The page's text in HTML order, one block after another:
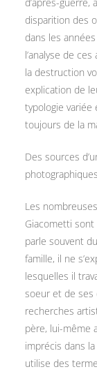
disparition des
dans les
l’analyse de
la destruction
explication de
typologie variée
toujours de la
Des sources
Les
Giacometti sont
parle souvent
famille, il ne
lesquelles il
soeur et de ses
recherches
père, lui-même
imprécis dans
utilise des